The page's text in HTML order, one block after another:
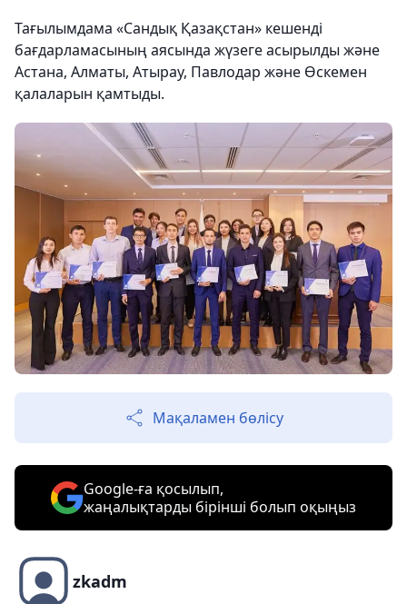
Тағылымдама «Сандық Қазақстан» кешенді
бағдарламасының аясында жүзеге асырылды және
Астана, Алматы, Атырау, Павлодар және Өскемен
қалаларын қамтыды.
Мақаламен бөлісу
Google-ға қосылып,
жаңалықтарды бірінші болып оқыңыз
zkadm